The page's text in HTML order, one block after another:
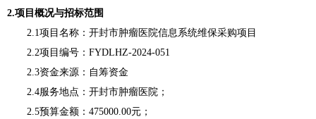
2.项目概况与招标范围
2.1项目名称：开封市肿瘤医院信息系统维保采购项目
2.2项目编号：FYDLHZ-2024-051
2.3资金来源 ： 自筹资金
2.4服务地点：开封市肿瘤医院；
2.5预算金额 ： 475000.00元 ；